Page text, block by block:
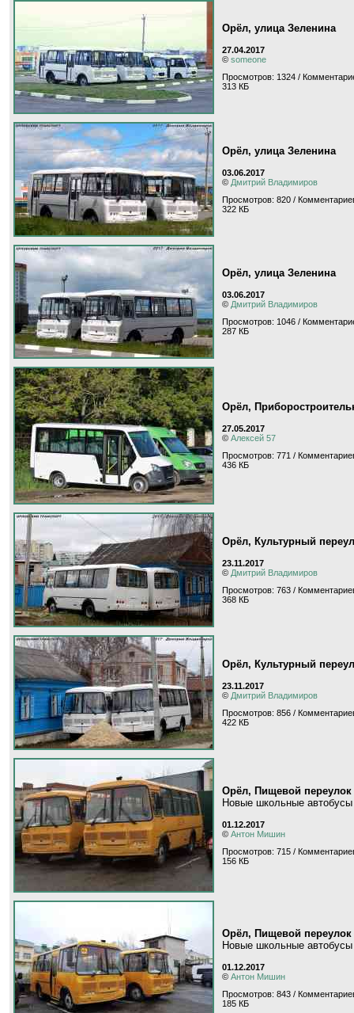
Орёл, улица Зеленина
27.04.2017
© someone
Просмотров: 1324 /
313 КБ
Орёл, улица Зеленина
03.06.2017
© Дмитрий Владимиров
Просмотров: 820 /
322 КБ
Орёл, улица Зеленина
03.06.2017
© Дмитрий Владимиров
Просмотров: 1046 /
287 КБ
Орёл,
27.05.2017
© Алексей 57
Просмотров: 771 /
436 КБ
Орёл, Культурный
23.11.2017
© Дмитрий Владимиров
Просмотров: 763 /
368 КБ
Орёл, Культурный
23.11.2017
© Дмитрий Владимиров
Просмотров: 856 /
422 КБ
Орёл, Пищевой переулок
Новые школьные
01.12.2017
© Антон Мишин
Просмотров: 715 /
156 КБ
Орёл, Пищевой переулок
Новые школьные
01.12.2017
© Антон Мишин
Просмотров: 843 /
185 КБ